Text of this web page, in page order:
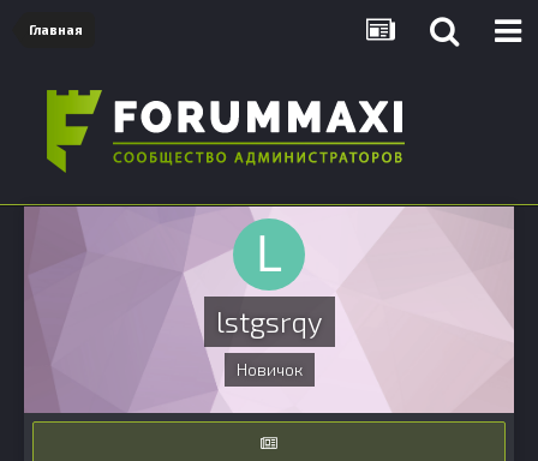
Главная
lstgsrqy
Новичок